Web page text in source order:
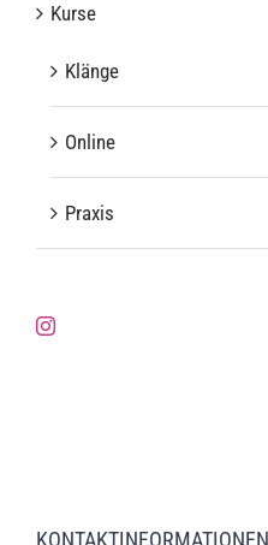
Kurse
Klänge
Online
Praxis